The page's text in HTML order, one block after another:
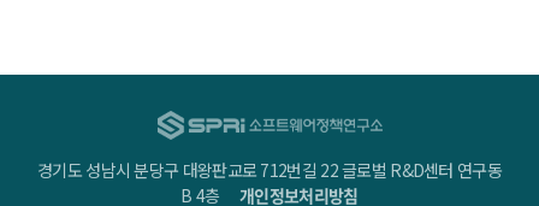
경기도 성남시 분당구 대왕판교로 712번길 22 글로벌 R&D센터 연구동
B 4층개인정보처리방침